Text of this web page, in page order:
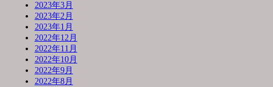
2023年3月
2023年2月
2023年1月
2022年12月
2022年11月
2022年10月
2022年9月
2022年8月